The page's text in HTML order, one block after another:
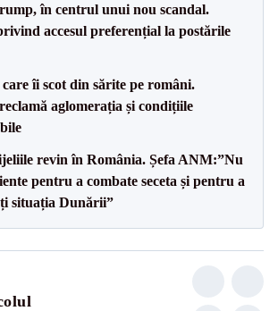
în centrul unui nou scandal.
accesul preferențial la postările
îi scot din sărite pe români.
aglomerația și condițiile
revin în România. Șefa ANM:”Nu
pentru a combate seceta și pentru a
situația Dunării”